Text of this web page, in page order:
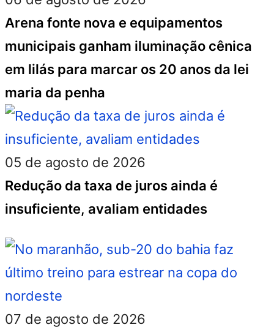
Arena fonte nova e equipamentos
municipais ganham iluminação cênica
em lilás para marcar os 20 anos da lei
maria da penha
05 de agosto de 2026
Redução da taxa de juros ainda é
insuficiente, avaliam entidades
07 de agosto de 2026